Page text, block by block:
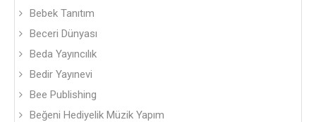
Bebek Tanıtım
Beceri Dünyası
Beda Yayıncılık
Bedir Yayınevi
Bee Publishing
Beğeni Hediyelik Müzik Yapım